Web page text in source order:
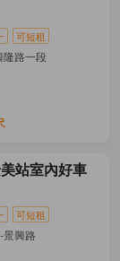
可短租
隆路一段
站室內好車
可短租
景興路